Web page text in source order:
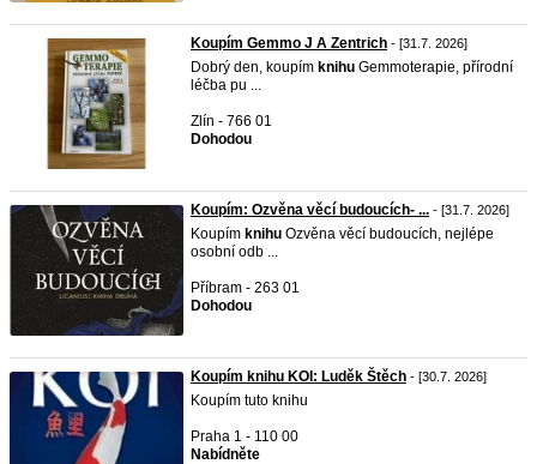
Koupím Gemmo J A Zentrich - [31.7. 2026]
Dobrý den, koupím knihu Gemmoterapie, přírodní
léčba pu ...
Zlín - 766 01
Dohodou
Koupím: Ozvěna věcí budoucích- ... - [31.7. 2026]
Koupím knihu Ozvěna věcí budoucích, nejlépe
osobní odb ...
Příbram - 263 01
Dohodou
Koupím knihu KOI: Luděk Štěch - [30.7. 2026]
Koupím tuto knihu
Praha 1 - 110 00
Nabídněte